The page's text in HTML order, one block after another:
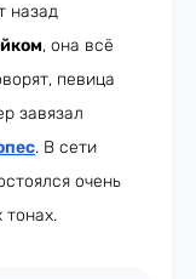
назад
, она всё
певица
завязал
. В сети
очень
тонах.